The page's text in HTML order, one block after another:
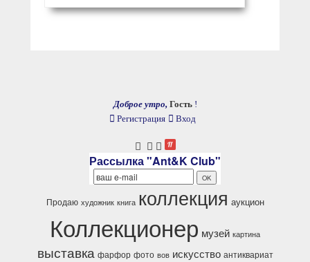
Доброе утро, Гость !
Регистрация
Вход
Рассылка "Ant&K Club"
Продаю художник книга коллекция аукцион
Коллекционер музей картина
выставка фарфор фото вов искусство антиквариат